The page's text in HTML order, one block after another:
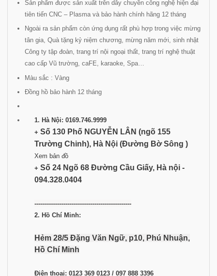
Sản phẩm được sản xuất trên dây chuyền công nghệ hiện đại
tiên tiến CNC – Plasma và bảo hành chính hãng 12 tháng
Ngoài ra sản phẩm còn ứng dụng rất phù hợp trong việc mừng
tân gia, Quà tặng kỷ niệm chương, mừng năm mới, sinh nhật
Công ty tập đoàn, trang trí nội ngoại thất, trang trí nghệ thuật
cao cấp Vũ trường, caFE, karaoke, Spa…
Màu sắc : Vàng
Đồng hồ bảo hành 12 tháng
1. Hà Nội: 0169.746.9999
+ Số 130 Phố NGUYỄN LÂN (ngõ 155
Trường Chinh), Hà Nội(Đường Bờ Sông )
Xem bản đồ
+ Số 24 Ngõ 68 Đường Cầu Giấy, Hà nội -
094.328.0404
--------------------------------------------------
2. Hồ Chí Minh:
Hẻm 28/5 Đặng Văn Ngữ, p10, Phú Nhuận,
Hồ Chí Minh
Điện thoại: 0123 369 0123 / 097 888 3396